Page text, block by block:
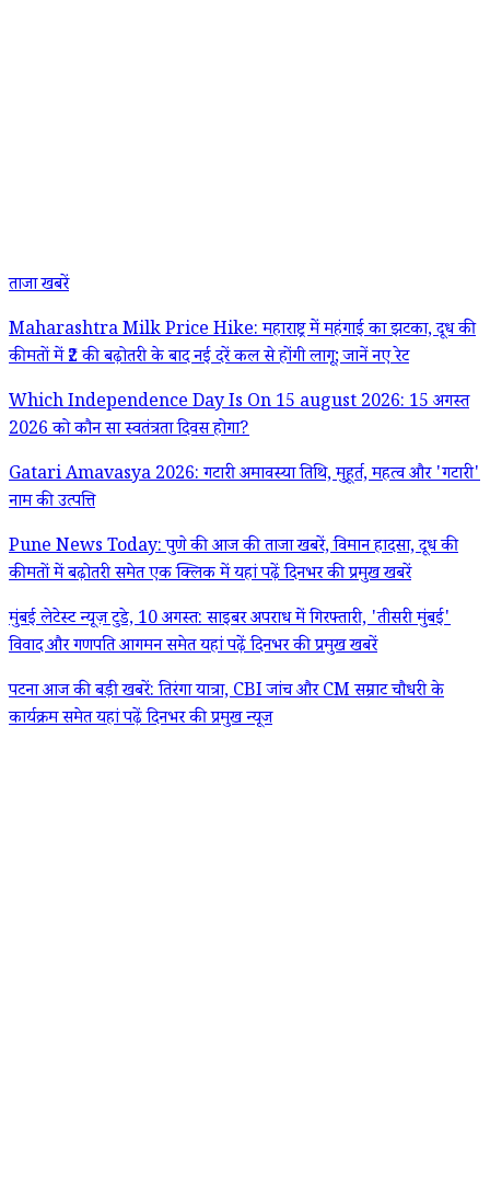
ताजा खबरें
Maharashtra Milk Price Hike: महाराष्ट्र में महंगाई का झटका, दूध की
कीमतों में ₹2 की बढ़ोतरी के बाद नई दरें कल से होंगी लागू; जानें नए रेट
Which Independence Day Is On 15 august 2026: 15 अगस्त
2026 को कौन सा स्वतंत्रता दिवस होगा?
Gatari Amavasya 2026: गटारी अमावस्या तिथि, मुहूर्त, महत्व और 'गटारी'
नाम की उत्पत्ति
Pune News Today: पुणे की आज की ताजा खबरें, विमान हादसा, दूध की
कीमतों में बढ़ोतरी समेत एक क्लिक में यहां पढ़ें दिनभर की प्रमुख खबरें
मुंबई लेटेस्ट न्यूज़ टुडे, 10 अगस्त: साइबर अपराध में गिरफ्तारी, 'तीसरी मुंबई'
विवाद और गणपति आगमन समेत यहां पढ़ें दिनभर की प्रमुख खबरें
पटना आज की बड़ी खबरें: तिरंगा यात्रा, CBI जांच और CM सम्राट चौधरी के
कार्यक्रम समेत यहां पढ़ें दिनभर की प्रमुख न्यूज